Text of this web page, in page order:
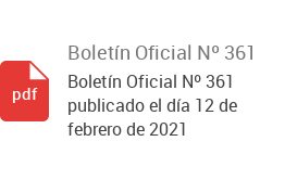
Boletín Oficial Nº 361
Boletín Oficial Nº 361
publicado el día 12 de
febrero de 2021
pdf